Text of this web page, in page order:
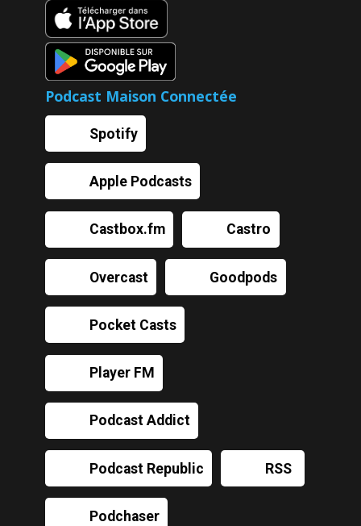
Podcast Maison Connectée
Spotify
Apple Podcasts
Castbox.fm Castro
Overcast Goodpods
Pocket Casts
Player FM
Podcast Addict
Podcast Republic RSS
Podchaser